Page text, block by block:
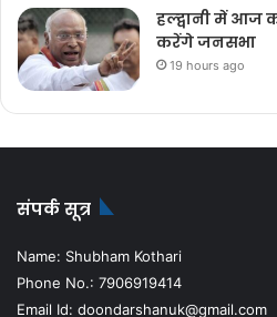
हल्द्वानी में आज
करेंगे जनसभा
19 hours ago
संपर्क सूत्र
Name: Shubham Kothari
Phone No.: 7906919414
Email Id: doondarshanuk@gmail.com